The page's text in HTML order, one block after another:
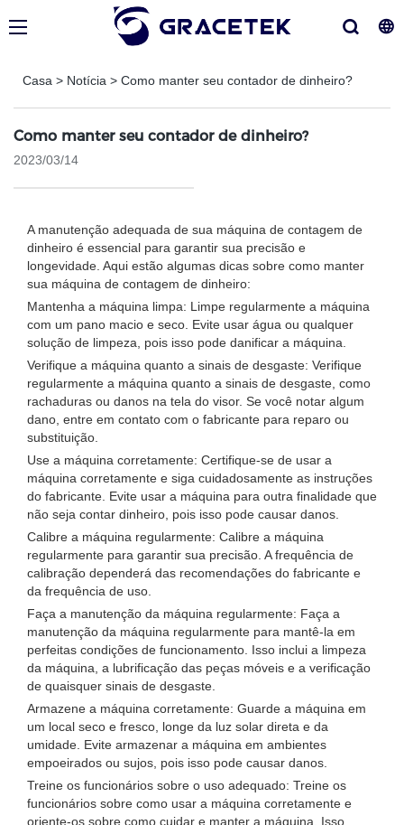
Casa > Notícia > Como manter seu contador de dinheiro?
Como manter seu contador de dinheiro?
2023/03/14
A manutenção adequada de sua máquina de contagem de
dinheiro é essencial para garantir sua precisão e
longevidade. Aqui estão algumas dicas sobre como manter
sua máquina de contagem de dinheiro:
Mantenha a máquina limpa: Limpe regularmente a máquina
com um pano macio e seco. Evite usar água ou qualquer
solução de limpeza, pois isso pode danificar a máquina.
Verifique a máquina quanto a sinais de desgaste: Verifique
regularmente a máquina quanto a sinais de desgaste, como
rachaduras ou danos na tela do visor. Se você notar algum
dano, entre em contato com o fabricante para reparo ou
substituição.
Use a máquina corretamente: Certifique-se de usar a
máquina corretamente e siga cuidadosamente as instruções
do fabricante. Evite usar a máquina para outra finalidade que
não seja contar dinheiro, pois isso pode causar danos.
Calibre a máquina regularmente: Calibre a máquina
regularmente para garantir sua precisão. A frequência de
calibração dependerá das recomendações do fabricante e
da frequência de uso.
Faça a manutenção da máquina regularmente: Faça a
manutenção da máquina regularmente para mantê-la em
perfeitas condições de funcionamento. Isso inclui a limpeza
da máquina, a lubrificação das peças móveis e a verificação
de quaisquer sinais de desgaste.
Armazene a máquina corretamente: Guarde a máquina em
um local seco e fresco, longe da luz solar direta e da
umidade. Evite armazenar a máquina em ambientes
empoeirados ou sujos, pois isso pode causar danos.
Treine os funcionários sobre o uso adequado: Treine os
funcionários sobre como usar a máquina corretamente e
oriente-os sobre como cuidar e manter a máquina. Isso